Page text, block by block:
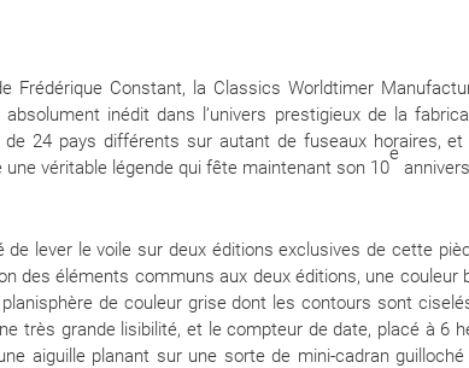
Constant, la Classics Worldtimer
inédit dans l’univers prestigieux de la
24 pays différents sur autant de fuseaux horaires, et
véritable légende qui fête maintenant son 10
e
lever le voile sur deux éditions exclusives de cette
des éléments communs aux deux éditions, une couleur
de couleur grise dont les contours sont
très grande lisibilité, et le compteur de date, placé à 6
aiguille planant sur une sorte de mini-cadran